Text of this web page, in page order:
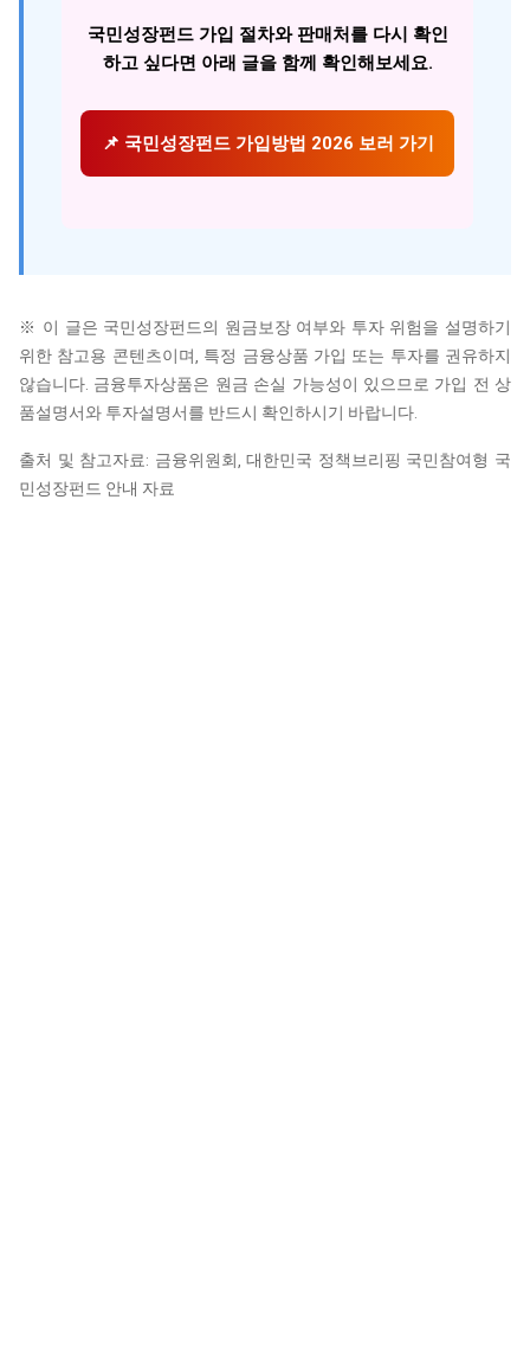
국민성장펀드 가입 절차와 판매처를 다시 확인
하고 싶다면 아래 글을 함께 확인해보세요.
📌 국민성장펀드 가입방법 2026 보러 가기
※ 이 글은 국민성장펀드의 원금보장 여부와 투자 위험을 설명하기
위한 참고용 콘텐츠이며, 특정 금융상품 가입 또는 투자를 권유하지
않습니다. 금융투자상품은 원금 손실 가능성이 있으므로 가입 전 상
품설명서와 투자설명서를 반드시 확인하시기 바랍니다.
출처 및 참고자료: 금융위원회, 대한민국 정책브리핑 국민참여형 국
민성장펀드 안내 자료